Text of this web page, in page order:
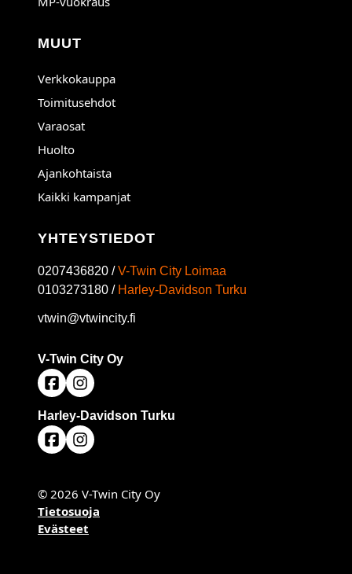
MUUT
Verkkokauppa
Toimitusehdot
Varaosat
Huolto
Ajankohtaista
Kaikki kampanjat
YHTEYSTIEDOT
0207436820 /V-Twin City Loimaa
0103273180 / Harley-Davidson Turku
vtwin@vtwincity.fi
V-Twin City Oy
Harley-Davidson Turku
© 2026 V-Twin City Oy
Tietosuoja
Evästeet